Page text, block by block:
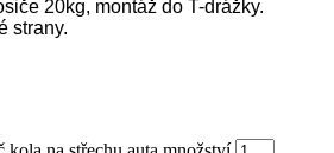
20kg, montáž do T-drážky.
strany.